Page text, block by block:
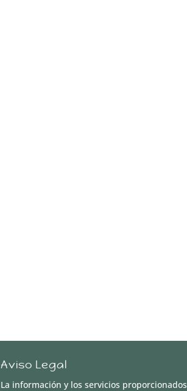
Aviso Legal
La información y los servicios proporcionados